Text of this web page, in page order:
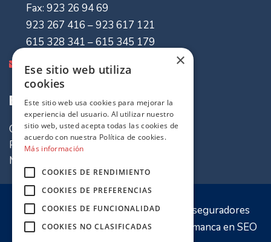
Fax: 923 26 94 69
923 267 416 – 923 617 121
615 328 341 – 615 345 179
info@mvaseguradores.com
Enlaces de Interes
Quiénes somos
Política de cookies
Mapa del sitio
© 2020 Sitio web propiedad de
MV Aseguradores
Optimización y desarrollo por PW SalamancaenSEO
×
Ese sitio web utiliza
cookies
Este sitio web usa cookies para mejorar la
experiencia del usuario. Al utilizar nuestro
sitio web, usted acepta todas las cookies de
acuerdo con nuestra Política de cookies.
Más información
COOKIES DE RENDIMIENTO
COOKIES DE PREFERENCIAS
COOKIES DE FUNCIONALIDAD
COOKIES NO CLASIFICADAS